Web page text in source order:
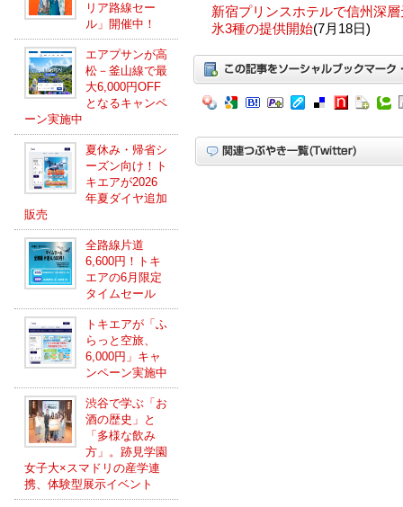
リア路線セー
ル」開催中！
エアプサンが高
松－釜山線で最
大6,000円OFF
となるキャンペ
ーン実施中
夏休み・帰省シ
ーズン向け！ト
キエアが2026
年夏ダイヤ追加
販売
全路線片道
6,600円！トキ
エアの6月限定
タイムセール
トキエアが「ふ
らっと空旅、
6,000円」キャ
ンペーン実施中
渋谷で学ぶ「お
酒の歴史」と
「多様な飲み
方」。跡見学園
女子大×スマドリの産学連
携、体験型展示イベント
新宿プリンスホテルで信州深
氷3種の提供開始(7月18日)